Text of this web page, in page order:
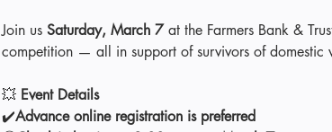
Join us Saturday, March 7 at the Farmers Bank &
competition — all in support of survivors of domestic
💥 Event Details
✔️Advance online registration is preferred